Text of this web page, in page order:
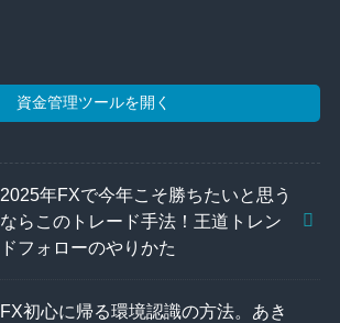
資金管理ツールを開く
2025年FXで今年こそ勝ちたいと思う
ならこのトレード手法！王道トレン
ドフォローのやりかた
FX初心に帰る環境認識の方法。あき